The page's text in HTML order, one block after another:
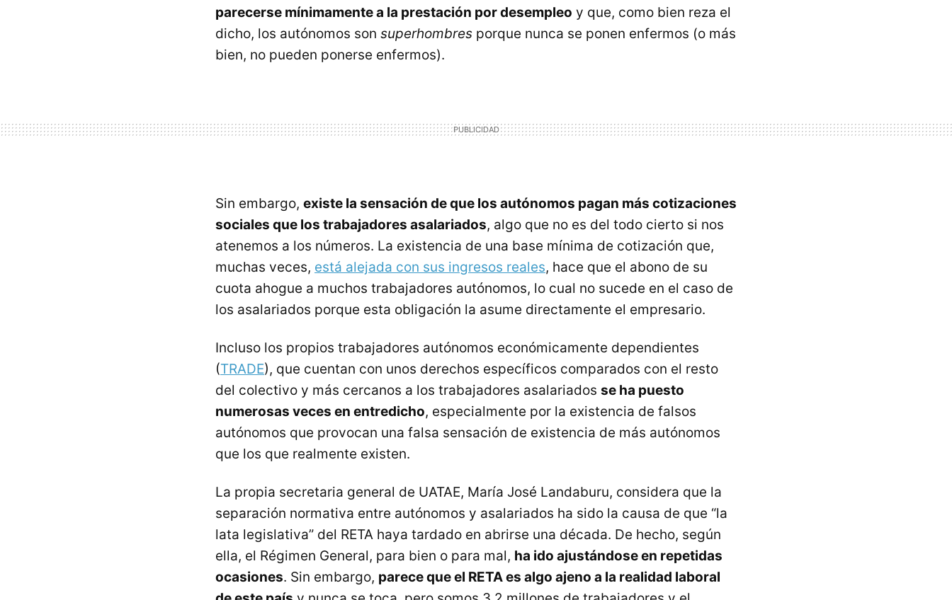
parecerse mínimamente a la prestación por desempleo y que, como bien reza el
dicho, los autónomos son superhombres porque nunca se ponen enfermos (o más
bien, no pueden ponerse enfermos).
Sin embargo, existe la sensación de que los autónomos pagan más cotizaciones
sociales que los trabajadores asalariados, algo que no es del todo cierto si nos
atenemos a los números. La existencia de una base mínima de cotización que,
muchas veces, está alejada con sus ingresos reales, hace que el abono de su
cuota ahogue a muchos trabajadores autónomos, lo cual no sucede en el caso de
los asalariados porque esta obligación la asume directamente el empresario.
Incluso los propios trabajadores autónomos económicamente dependientes
(TRADE), que cuentan con unos derechos específicos comparados con el resto
del colectivo y más cercanos a los trabajadores asalariados se ha puesto
numerosas veces en entredicho, especialmente por la existencia de falsos
autónomos que provocan una falsa sensación de existencia de más autónomos
que los que realmente existen.
La propia secretaria general de UATAE, María José Landaburu, considera que la
separación normativa entre autónomos y asalariados ha sido la causa de que “la
lata legislativa” del RETA haya tardado en abrirse una década. De hecho, según
ella, el Régimen General, para bien o para mal, ha ido ajustándose en repetidas
ocasiones. Sin embargo, parece que el RETA es algo ajeno a la realidad laboral